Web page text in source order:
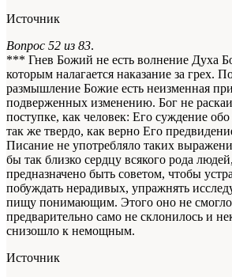
Источник
Вопрос 52 из 83.
*** Гнев Божий не есть волнение Духа
которым налагается наказание за грех.
размышление Божие есть неизменная
подверженных изменению. Бог не
поступке, как человек: Его суждение
так же твердо, как верно Его
Писание не употребляло таких
бы так близко сердцу всякого рода
предназначено быть советом, чтобы
побуждать нерадивых, упражнять
пищу понимающим. Этого оно не смогло
предварительно само не склонилось и
снизошло к немощным.
Источник